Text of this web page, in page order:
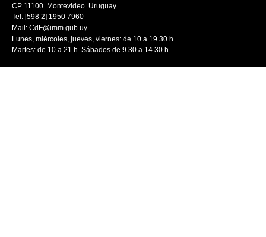
CP 11100. Montevideo. Uruguay
Tel: [598 2] 1950 7960
Mail: CdF@imm.gub.uy
Lunes, miércoles, jueves, viernes: de 10 a 19.30 h.
Martes: de 10 a 21 h. Sábados de 9.30 a 14.30 h.